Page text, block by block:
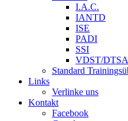
I.A.C.
IANTD
ISE
PADI
SSI
VDST/DTSA
Standard
Links
Verlinke uns
Kontakt
Facebook